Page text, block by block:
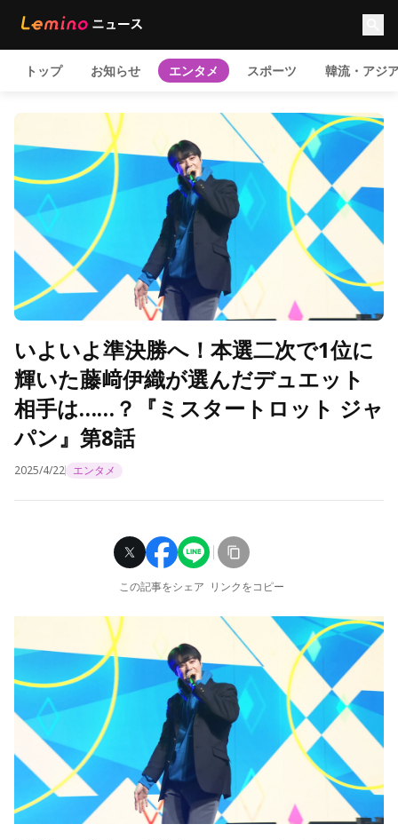
トップ お知らせ エンタメ スポーツ 韓流・アジ
いよいよ準決勝へ！本選二次で1位に
輝いた藤﨑伊織が選んだデュエット
相手は……？『ミスタートロット ジャ
パン』第8話
2025/4/22 エンタメ
この記事をシェア リンクをコピー